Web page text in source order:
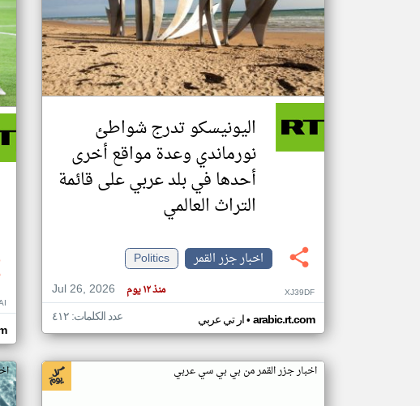
اليونيسكو تدرج شواطئ
نورماندي وعدة مواقع أخرى
أحدها في بلد عربي على قائمة
التراث العالمي
اخبار جزر القمر
Politics
Jul 26, 2026
منذ ١٢ يوم XJ39DF
ار تي عربي• arabic.rt.com عدد الكلمات: ٤١٢
اخبار جزر القمر من بي بي سي عربي